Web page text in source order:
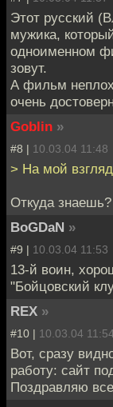
Этот русский
мужика,
одноименном
зовут.
А фильм
очень
Goblin »
#8 | 10.03.04 11:48
> На мой
Откуда знаешь?
BoGDaN »
#9 | 10.03.04 11:53
13-й воин,
"Бойцовский
REX »
#10 | 10.03.04 11:54
Вот, сразу
работу: сайт
Поздравляю